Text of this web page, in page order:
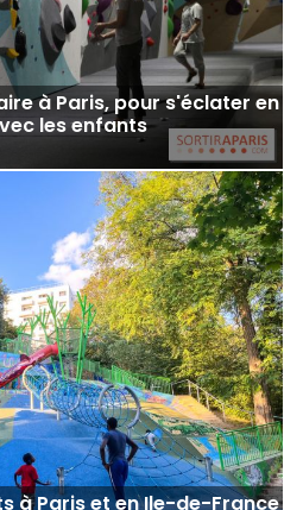
à Paris, pour s'éclater en
les enfants
à Paris et en Ile-de-France